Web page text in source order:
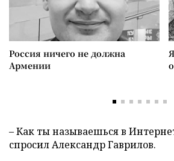
Россия ничего не должна
Армении
– Как ты называешься в
спросил Александр Гаврилов.